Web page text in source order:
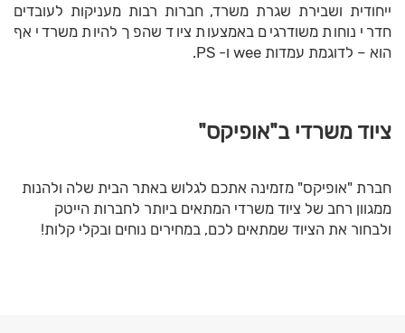
ייחודית ושבירת שגרת משרד, חברות רבות מעניקות לעובדים
חדרי נוחות משודרגים באמצעות ציוד שהפך להיות משרדי אף
הוא – לדוגמת עמדות wee ו- PS
.
ציוד משרדי ב"אופיקס"
חברת "אופיקס" מזמינה אתכם לגלוש באתר הבית שלה ולהנות
ממגוון רחב של ציוד משרדי המתאים ביותר לחברות הייטק
ולבחור את הציוד שמתאים לכם, במחירים נוחים ובקלי קלות!